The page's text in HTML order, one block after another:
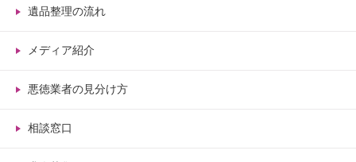
遺品整理の流れ
メディア紹介
悪徳業者の見分け方
相談窓口